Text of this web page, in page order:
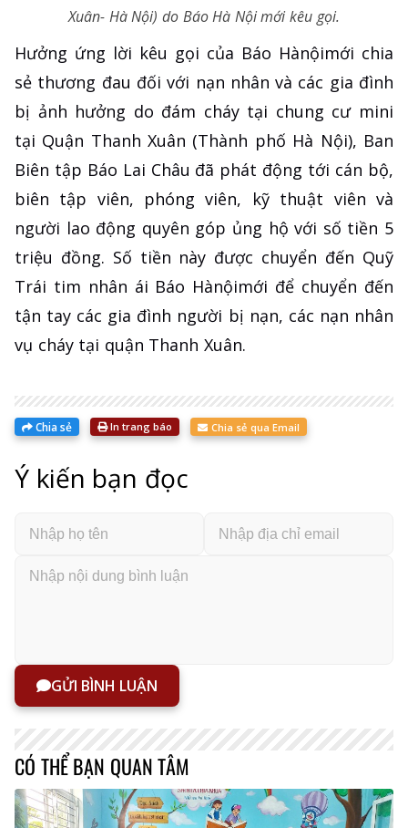
Xuân- Hà Nội) do Báo Hà Nội mới kêu gọi.
Hưởng ứng lời kêu gọi của Báo Hànộimới chia
sẻ thương đau đối với nạn nhân và các gia đình
bị ảnh hưởng do đám cháy tại chung cư mini
tại Quận Thanh Xuân (Thành phố Hà Nội), Ban
Biên tập Báo Lai Châu đã phát động tới cán bộ,
biên tập viên, phóng viên, kỹ thuật viên và
người lao động quyên góp ủng hộ với số tiền 5
triệu đồng. Số tiền này được chuyển đến Quỹ
Trái tim nhân ái Báo Hànộimới để chuyển đến
tận tay các gia đình người bị nạn, các nạn nhân
vụ cháy tại quận Thanh Xuân.
Chia sẻ In trang báo Chia sẻ qua Email
Ý kiến bạn đọc
GỬI BÌNH LUẬN
CÓ THỂ BẠN QUAN TÂM